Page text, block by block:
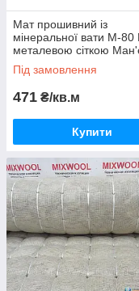
Мат прошивний із
мінеральної вати М-
металевою сіткою
товщина 70 мм
Під замовлення
471 ₴/кв.м
Купити